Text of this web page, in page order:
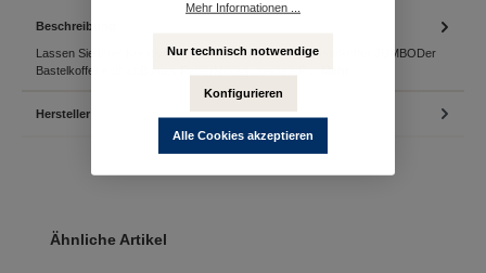
Beschreibung
Lassen Sie Ihrer Kreativität freien Lauf mit unserem Bastelkoffer JUMBODer
Bastelkoffer enthält:Buntes PapierMoosgummiteileP…
Hersteller
Produktgalerie überspringen
Ähnliche Artikel
Mehr Informationen ...
Nur technisch notwendige
Konfigurieren
Alle Cookies akzeptieren